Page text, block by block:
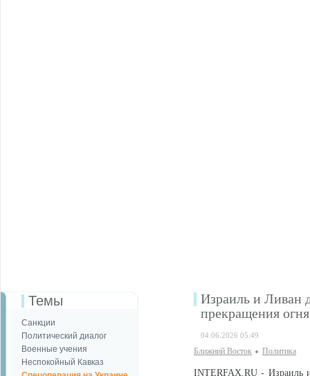
Темы
Санкции
Политический диалог
Военные учения
Неспокойный Кавказ
Израиль и Ливан
прекращения огня
04.06.2026 05:49
Ближний Восток Политика
INTERFAX.RU - Израиль